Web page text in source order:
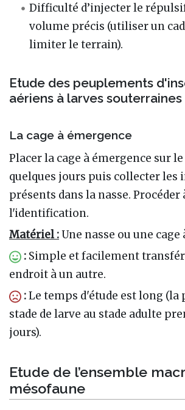
Difficulté d’injecter le
volume précis (utiliser un
limiter le terrain).
Etude des peuplements
aériens à larves souterraines
La cage à émergence
Placer la cage à émergence sur
quelques jours puis collecter les
présents dans la nasse. Procéder
l'identification.
Matériel :Une nasse ou une cage
: Simple et facilement
endroit à un autre.
:Le temps d'étude est long (la
stade de larve au stade adulte
jours).
Etude de l’ensemble
mésofaune